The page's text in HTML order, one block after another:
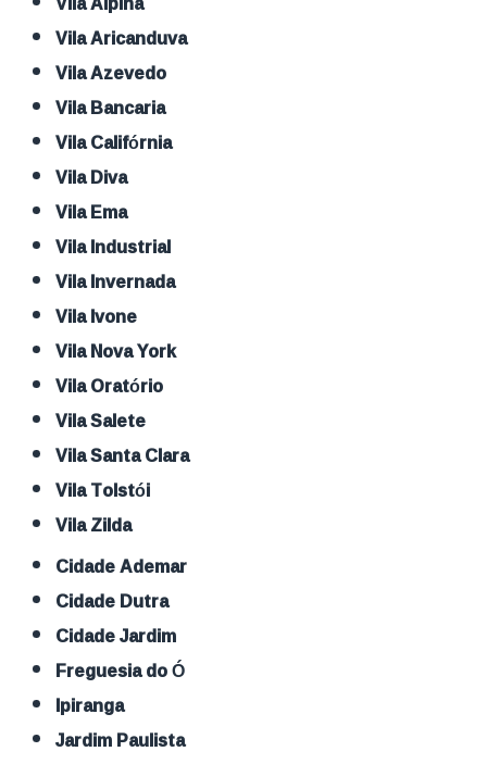
Vila Aricanduva
Vila Azevedo
Vila Bancaria
Vila Califórnia
Vila Diva
Vila Ema
Vila Industrial
Vila Invernada
Vila Ivone
Vila Nova York
Vila Oratório
Vila Salete
Vila Santa Clara
Vila Tolstói
Vila Zilda
Cidade Ademar
Cidade Dutra
Cidade Jardim
Freguesia do Ó
Ipiranga
Jardim Paulista